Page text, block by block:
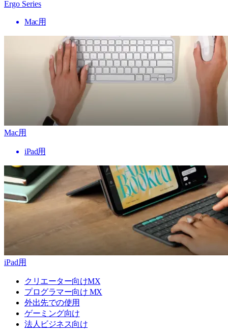
Ergo Series
Mac用
Mac用
iPad用
iPad用
クリエーター向けMX
プログラマー向け MX
外出先での使用
ゲーミング向け
法人ビジネス向け